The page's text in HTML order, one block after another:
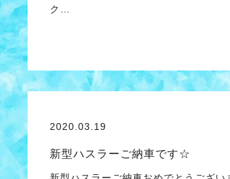
ク…
2020.03.19
新型ハスラーご納車です☆